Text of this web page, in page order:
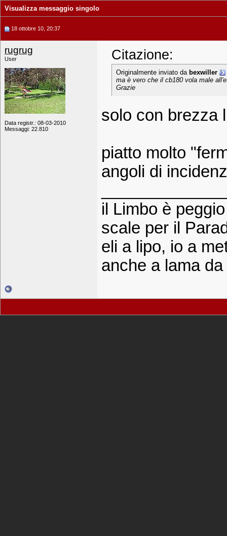
Visualizza messaggio singolo
18 ottobre 10, 20:37
rugrug
User
Data registr.: 08-03-2010
Messaggi: 22.810
Citazione:
Originalmente inviato da bexwiller
ma è vero che il cb180 vola male
Grazie
solo con brezza
piatto molto
angoli di
il Limbo è
scale per il
eli a lipo, io a
anche a lama